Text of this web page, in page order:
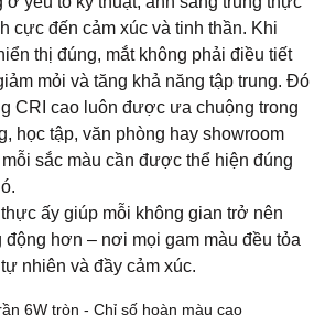
Và Sử Dụng – Tiện Lợi Cho
Sống
6W tròn được thiết kế theo hướng tối
giúp người dùng dễ dàng lắp đặt ở
nhà – từ trần thạch cao, bê tông
Cấu trúc tai gài lò xo thông minh giúp
chắn, ôm sát bề mặt trần mà không
cho không gian.